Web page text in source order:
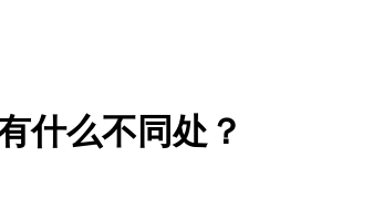
什么不同处？